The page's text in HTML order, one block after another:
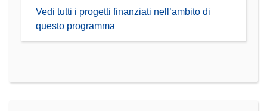
Vedi tutti i progetti finanziati nell’ambito di
questo programma